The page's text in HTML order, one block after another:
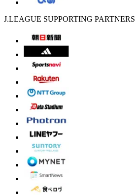
J.LEAGUE SUPPORTING PARTNERS